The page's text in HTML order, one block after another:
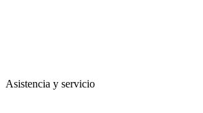
Asistencia y servicio